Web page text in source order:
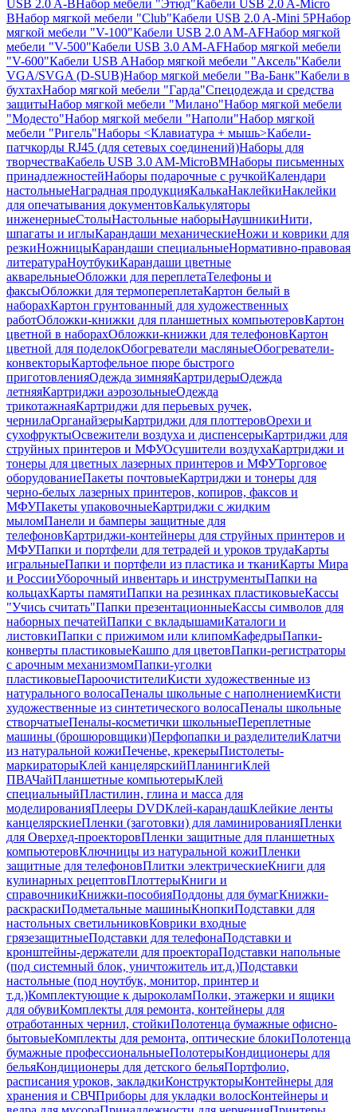
USB 2.0 A-BНабор мебели "Этюд"Кабели USB 2.0 A-Micro
BНабор мягкой мебели "Club"Кабели USB 2.0 A-Mini 5PНабор
мягкой мебели "V-100"Кабели USB 2.0 AM-AFНабор мягкой
мебели "V-500"Кабели USB 3.0 AM-AFНабор мягкой мебели
"V-600"Кабели USB AНабор мягкой мебели "Аксель"Кабели
VGA/SVGA (D-SUB)Набор мягкой мебели "Ва-Банк"Кабели в
бухтахНабор мягкой мебели "Гарда"Спецодежда и средства
защитыНабор мягкой мебели "Милано"Набор мягкой мебели
"Модесто"Набор мягкой мебели "Наполи"Набор мягкой
мебели "Ригель"Наборы <Клавиатура + мышь>Кабели-
патчкорды RJ45 (для сетевых соединений)Наборы для
творчестваКабель USB 3.0 AM-MicroBMНаборы письменных
принадлежностейНаборы подарочные с ручкойКалендари
настольныеНаградная продукцияКалькаНаклейкиНаклейки
для опечатывания документовКалькуляторы
инженерныеСтолыНастольные наборыНаушникиНити,
шпагаты и иглыКарандаши механическиеНожи и коврики для
резкиНожницыКарандаши специальныеНормативно-правовая
литератураНоутбукиКарандаши цветные
акварельныеОбложки для переплетаТелефоны и
факсыОбложки для термопереплетаКартон белый в
наборахКартон грунтованный для художественных
работОбложки-книжки для планшетных компьютеровКартон
цветной в наборахОбложки-книжки для телефоновКартон
цветной для поделокОбогреватели масляныеОбогреватели-
конвекторыКартофельное пюре быстрого
приготовленияОдежда зимняяКартридерыОдежда
летняяКартриджи аэрозольныеОдежда
трикотажнаяКартриджи для перьевых ручек,
чернилаОрганайзерыКартриджи для плоттеровОрехи и
сухофруктыОсвежители воздуха и диспенсерыКартриджи для
струйных принтеров и МФУОсушители воздухаКартриджи и
тонеры для цветных лазерных принтеров и МФУТорговое
оборудованиеПакеты почтовыеКартриджи и тонеры для
черно-белых лазерных принтеров, копиров, факсов и
МФУПакеты упаковочныеКартриджи с жидким
мыломПанели и бамперы защитные для
телефоновКартриджи-контейнеры для струйных принтеров и
МФУПапки и портфели для тетрадей и уроков трудаКарты
игральныеПапки и портфели из пластика и тканиКарты Мира
и РоссииУборочный инвентарь и инструментыПапки на
кольцахКарты памятиПапки на резинках пластиковыеКассы
"Учись считать"Папки презентационныеКассы символов для
наборных печатейПапки с вкладышамиКаталоги и
листовкиПапки с прижимом или клипомКафедрыПапки-
конверты пластиковыеКашпо для цветовПапки-регистраторы
с арочным механизмомПапки-уголки
пластиковыеПароочистителиКисти художественные из
натурального волосаПеналы школьные с наполнениемКисти
художественные из синтетического волосаПеналы школьные
створчатыеПеналы-косметички школьныеПереплетные
машины (брошюровщики)Перфопапки и разделителиКлатчи
из натуральной кожиПеченье, крекерыПистолеты-
маркираторыКлей канцелярскийПланингиКлей
ПВАЧайПланшетные компьютерыКлей
специальныйПластилин, глина и масса для
моделированияПлееры DVDКлей-карандашКлейкие ленты
канцелярскиеПленки (заготовки) для ламинированияПленки
для Оверхед-проекторовПленки защитные для планшетных
компьютеровКлючницы из натуральной кожиПленки
защитные для телефоновПлитки электрическиеКниги для
кулинарных рецептовПлоттерыКниги и
справочникиКнижки-пособияПоддоны для бумагКнижки-
раскраскиПодметальные машиныКнопкиПодставки для
настольных светильниковКоврики входные
грязезащитныеПодставки для телефонаПодставки и
кронштейны-держатели для проектораПодставки напольные
(под системный блок, уничтожитель ит.д.)Подставки
настольные (под ноутбук, монитор, принтер и
т.д.)Комплектующие к дыроколамПолки, этажерки и ящики
для обувиКомплекты для ремонта, контейнеры для
отработанных чернил, стойкиПолотенца бумажные офисно-
бытовыеКомплекты для ремонта, оптические блокиПолотенца
бумажные профессиональныеПолотерыКондиционеры для
бельяКондиционеры для детского бельяПортфолио,
расписания уроков, закладкиКонструкторыКонтейнеры для
хранения и СВЧПриборы для укладки волосКонтейнеры и